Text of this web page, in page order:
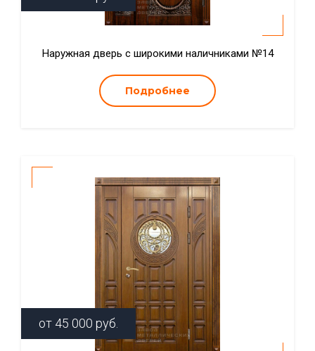
Наружная дверь с широкими наличниками №14
Подробнее
от 45 000 руб.